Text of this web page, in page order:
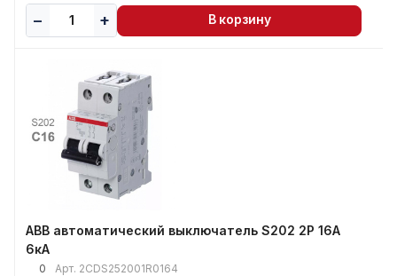
В корзину
ABB автоматический выключатель S202 2P 16А
6кА
0 Арт. 2CDS252001R0164